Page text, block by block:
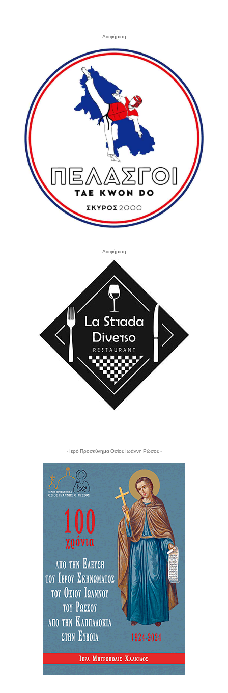
- Διαφήμιση -
- Διαφήμιση -
- Ιερό Προσκύνημα Οσίου Ιωάννη Ρώσου -